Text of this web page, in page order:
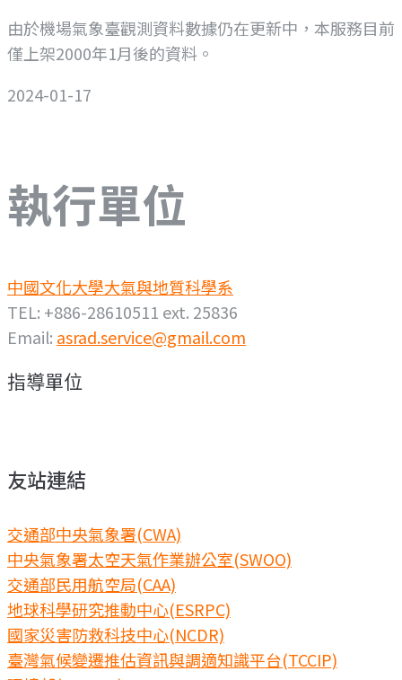
由於機場氣象臺觀測資料數據仍在更新中，本服務目前
僅上架2000年1月後的資料。
2024-01-17
執行單位
中國文化大學大氣與地質科學系
TEL: +886-28610511 ext. 25836
Email: asrad.service@gmail.com
指導單位
友站連結
交通部中央氣象署(CWA)
中央氣象署太空天氣作業辦公室(SWOO)
交通部民用航空局(CAA)
地球科學研究推動中心(ESRPC)
國家災害防救科技中心(NCDR)
臺灣氣候變遷推估資訊與調適知識平台(TCCIP)